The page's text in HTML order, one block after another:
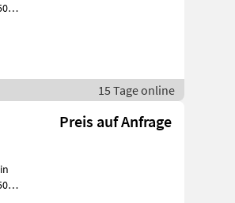
15 Tage online
Preis auf Anfrage